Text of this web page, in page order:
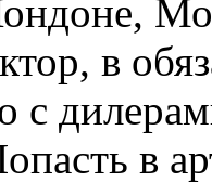
в
с
в